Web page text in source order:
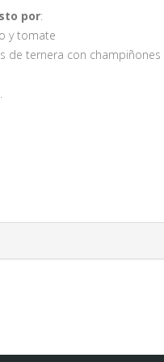
por:
y tomate
de ternera con champiñones